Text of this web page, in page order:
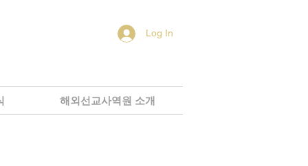
Log In
해외선교사역원 소개